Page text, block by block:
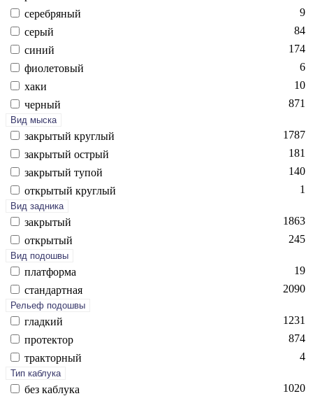
се­реб­ря­ный
9
се­рый
84
си­ний
174
фи­оле­товый
6
ха­ки
10
чер­ный
871
Вид мыска
зак­ры­тый круг­лый
1787
зак­ры­тый ост­рый
181
зак­ры­тый ту­пой
140
отк­ры­тый круг­лый
1
Вид задника
зак­ры­тый
1863
отк­ры­тый
245
Вид подошвы
плат­форма
19
стан­дарт­ная
2090
Рельеф подошвы
глад­кий
1231
про­тек­тор
874
трак­торный
4
Тип каблука
без каб­лу­ка
1020